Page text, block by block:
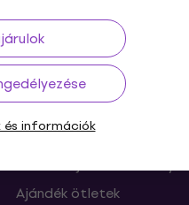
és információk
Hasznos
FAQ - Gyakran feltett
Muziker Blog
Muziker ajándékutalvány
Ajándék ötletek